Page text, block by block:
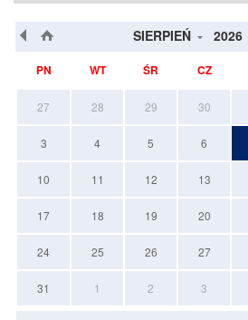
SIERPIEŃ 2026
PN WT ŚR CZ
27 28 29 30
3 4 5 6
10 11 12 13
17 18 19 20
24 25 26 27
31 1 2 3